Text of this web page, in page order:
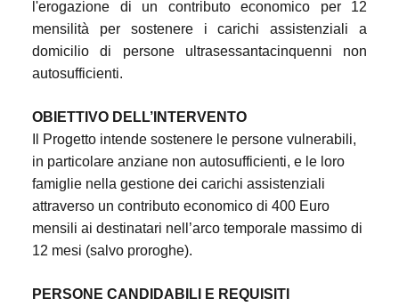
l'erogazione di un contributo economico per 12
mensilità per sostenere i carichi assistenziali a
domicilio di persone ultrasessantacinquenni non
autosufficienti.
OBIETTIVO DELL’INTERVENTO
Il Progetto intende sostenere le persone vulnerabili,
in particolare anziane non autosufficienti, e le loro
famiglie nella gestione dei carichi assistenziali
attraverso un contributo economico di 400 Euro
mensili ai destinatari nell’arco temporale massimo di
12 mesi (salvo proroghe).
PERSONE CANDIDABILI E REQUISITI